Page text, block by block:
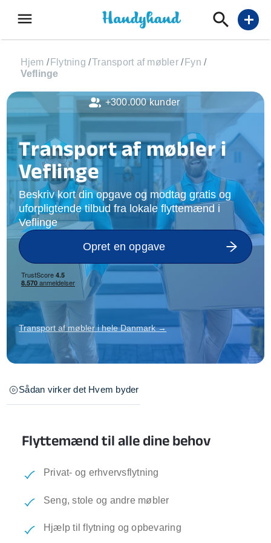
menu add
Hjem / Flytning /Transport af møbler / Fyn /
Veflinge
Transport af møbler i
Veflinge
Beskriv kort din opgave og modtag gratis og
uforpligtende tilbud fra lokale flyttemænd i
Veflinge
Opret en opgave
Transport af møbler i hele Danmark →
Sådan virker det Hvem byder
Flyttemænd til alle dine behov
Privat- og erhvervsflytning
Seng, stole og andre møbler
Hjælp til flytning og opbevaring
+300.000 kunder